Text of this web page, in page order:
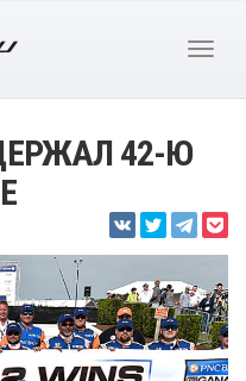
42-Ю